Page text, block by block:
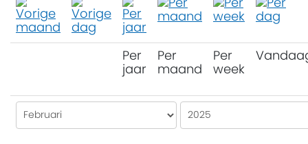
Per
jaar
Per
maand
Per
week